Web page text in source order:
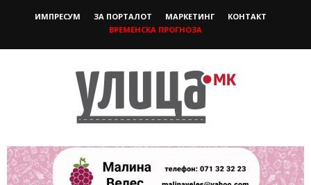
ИМПРЕСУМ ЗА ПОРТАЛОТ МАРКЕТИНГ
КОНТАКТ
ВРЕМЕНСКА ПРОГНОЗА